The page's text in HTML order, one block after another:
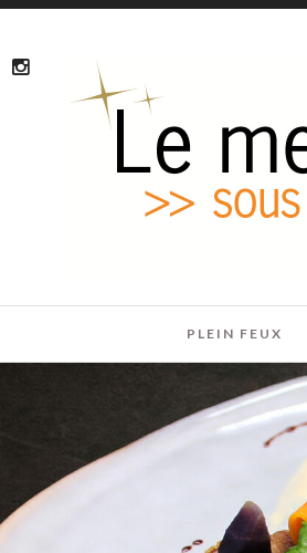
PLEIN FEUX